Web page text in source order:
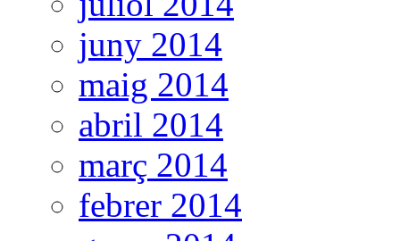
juny 2014
maig 2014
abril 2014
març 2014
febrer 2014